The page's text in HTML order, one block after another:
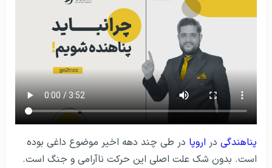
پناهندگی در اروپا در طی چند دهه اخیر موضوع داغی بوده
است. بدون شک علت اصلی این حرکت ناآرامی و جنگ است.